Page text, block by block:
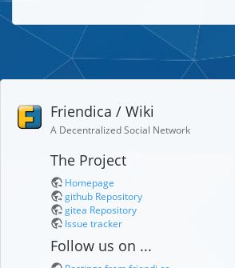
Friendica / Wiki
A Decentralized Social Network
The Project
Homepage
github Repository
gitea Repository
Issue tracker
Follow us on ...